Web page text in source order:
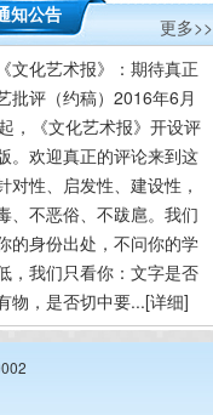
知公告
更多>>
《文化艺术报》：期待真正
批评（约稿）2016年6月
，《文化艺术报》开设评
。欢迎真正的评论来到这
对性、启发性、建设性，
、不恶俗、不跋扈。我们
的身份出处，不问你的学
，我们只看你：文字是否
物，是否切中要...[详细]